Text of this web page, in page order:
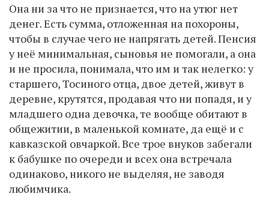
Она ни за что не признается, что на утюг нет
денег. Есть сумма, отложенная на похороны,
чтобы в случае чего не напрягать детей. Пенсия
у неё минимальная, сыновья не помогали, а она
и не просила, понимала, что им и так нелегко: у
старшего, Тосиного отца, двое детей, живут в
деревне, крутятся, продавая что ни попадя, и у
младшего одна девочка, те вообще обитают в
общежитии, в маленькой комнате, да ещё и с
кавказской овчаркой. Все трое внуков забегали
к бабушке по очереди и всех она встречала
одинаково, никого не выделяя, не заводя
любимчика.